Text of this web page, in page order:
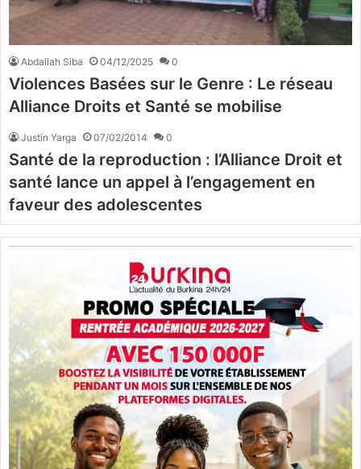
Abdallah Siba 04/12/2025 0
Violences Basées sur le Genre : Le réseau
Alliance Droits et Santé se mobilise
Justin Yarga 07/02/2014 0
Santé de la reproduction : l’Alliance Droit et
santé lance un appel à l’engagement en
faveur des adolescentes